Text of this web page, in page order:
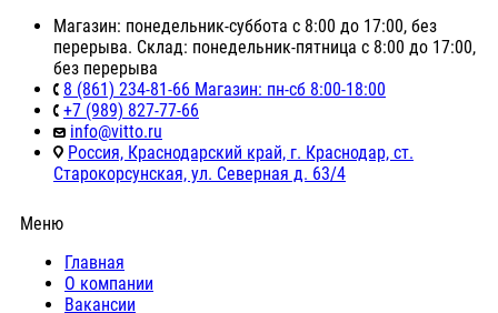
Магазин: понедельник-суббота с 8:00 до 17:00, без
перерыва. Склад: понедельник-пятница с 8:00 до 17:00,
без перерыва
8 (861) 234-81-66 Магазин: пн-сб 8:00-18:00
+7 (989) 827-77-66
info@vitto.ru
Россия, Краснодарский край, г. Краснодар, ст.
Старокорсунская, ул. Северная д. 63/4
Меню
Главная
О компании
Вакансии